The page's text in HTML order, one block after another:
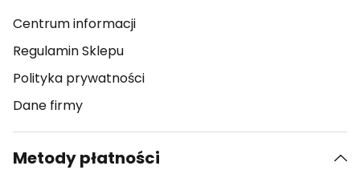
Centrum informacji
Regulamin Sklepu
Polityka prywatności
Dane firmy
Metody płatności